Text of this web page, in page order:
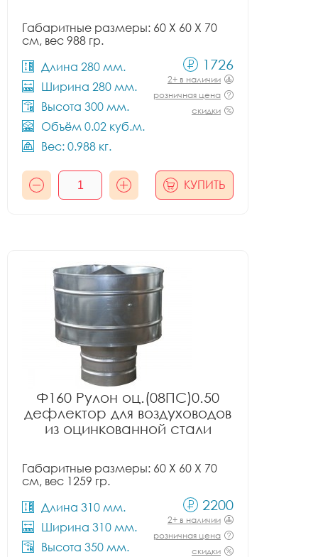
Габаритные размеры: 60 X 60 X 70
см, вес 988 гр.
Длина 280 мм.
Ширина 280 мм.
Высота 300 мм.
Объём 0.02 куб.м.
Вес: 0.988 кг.
1726
2+ в наличии
розничная цена
скидки
КУПИТЬ
Ф160 Рулон оц.(08ПС)0.50
дефлектор для воздуховодов
из оцинкованной стали
Габаритные размеры: 60 X 60 X 70
см, вес 1259 гр.
Длина 310 мм.
Ширина 310 мм.
Высота 350 мм.
2200
2+ в наличии
розничная цена
скидки